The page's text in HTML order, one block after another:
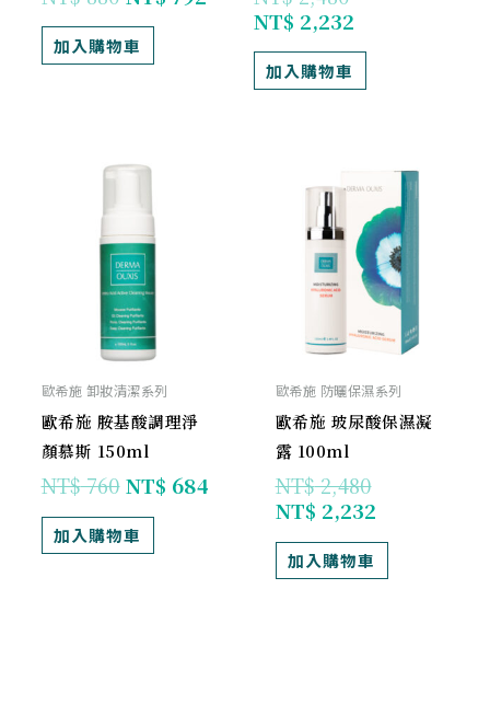
加入購物車
NT$ 2,232
加入購物車
歐希施 卸妝清潔系列
歐希施 胺基酸調理淨
顏慕斯 150ml
NT$760
原
格：
NT$ 760。
NT$ 684
加入購物車
歐希施 防曬保濕系列
歐希施 玻尿酸保濕凝
露 100ml
NT$2,480
始
價
格：
NT$ 2,480
NT$ 2,232
目
前
價
格：
NT$ 2,232
加入購物車